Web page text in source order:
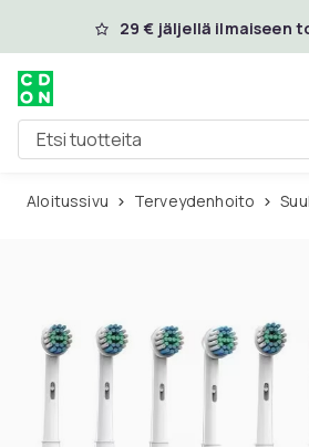
Ohita ja siirry pääsisältöön
29 € jäljellä ilmaiseen
Etsi tuotteita
Aloitussivu Terveydenhoito